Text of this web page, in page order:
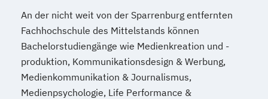
An der nicht weit von der Sparrenburg entfernten
Fachhochschule des Mittelstands können
Bachelorstudiengänge wie Medienkreation und -
produktion, Kommunikationsdesign & Werbung,
Medienkommunikation & Journalismus,
Medienpsychologie, Life Performance &